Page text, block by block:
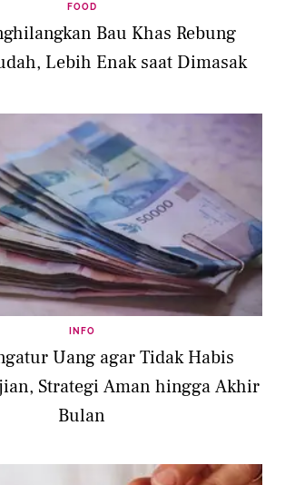
FOOD
Bau Khas Rebung
Lebih Enak saat Dimasak
INFO
Uang agar Tidak Habis
Strategi Aman hingga Akhir
Bulan